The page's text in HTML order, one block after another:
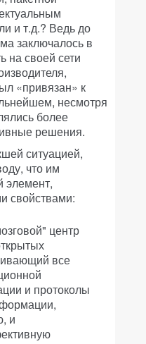
и т.д.? Ведь до
заключалось в
на своей сети
«привязан» к
несмотря
более
решения.
ситуацией,
что им
элемент,
свойствами:
центр
все
и протоколы
и